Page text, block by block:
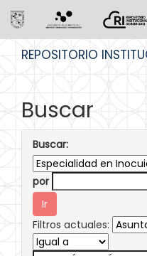
REPOSITORIO
Buscar
Buscar:
por
Filtros actuales: